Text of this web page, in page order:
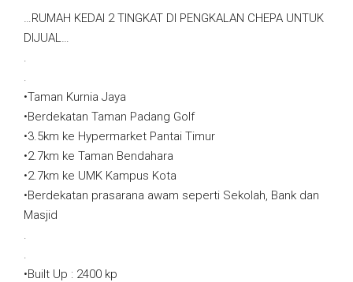
…RUMAH KEDAI 2 TINGKAT DI PENGKALAN CHEPA UNTUK
DIJUAL…
.
.
•Taman Kurnia Jaya
•Berdekatan Taman Padang Golf
•3.5km ke Hypermarket Pantai Timur
•2.7km ke Taman Bendahara
•2.7km ke UMK Kampus Kota
•Berdekatan prasarana awam seperti Sekolah, Bank dan
Masjid
.
.
•Built Up : 2400 kp